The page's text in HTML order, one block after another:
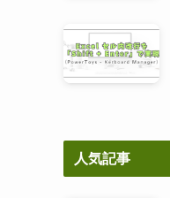
人気記事